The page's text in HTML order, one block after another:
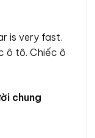
is very fast.
ô tô. Chiếc ô
chung